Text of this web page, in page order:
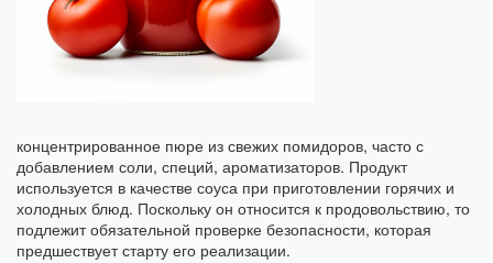
концентрированное пюре из свежих помидоров, часто с
добавлением соли, специй, ароматизаторов. Продукт
используется в качестве соуса при приготовлении горячих и
холодных блюд. Поскольку он относится к продовольствию, то
подлежит обязательной проверке безопасности, которая
предшествует старту его реализации.